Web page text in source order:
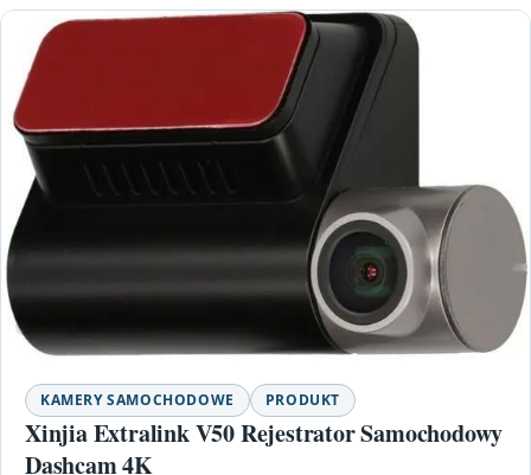
KAMERY SAMOCHODOWE PRODUKT
Xinjia Extralink V50 Rejestrator Samochodowy
Dashcam 4K